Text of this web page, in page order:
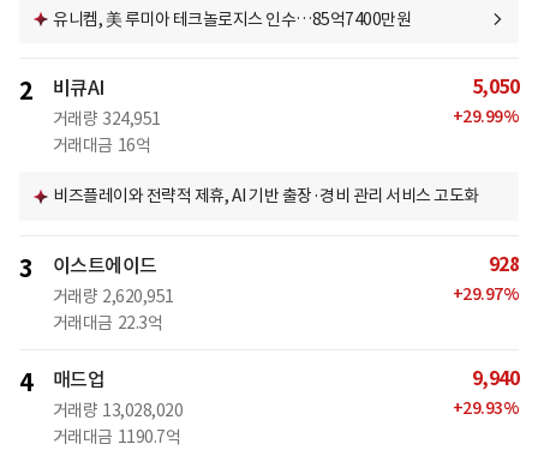
유니켐, 美 루미아 테크놀로지스 인수…85억7400만원
2 비큐AI
거래량 324,951
거래대금 16억
5,050
+29.99%
비즈플레이와 전략적 제휴, AI 기반 출장·경비 관리 서비스 고도화
3 이스트에이드
거래량 2,620,951
거래대금 22.3억
928
+29.97%
4 매드업
거래량 13,028,020
거래대금 1190.7억
9,940
+29.93%